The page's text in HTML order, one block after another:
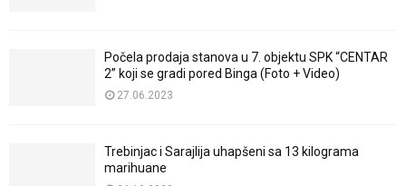
Počela prodaja stanova u 7. objektu SPK “CENTAR
2” koji se gradi pored Binga (Foto + Video)
27.06.2023
Trebinjac i Sarajlija uhapšeni sa 13 kilograma
marihuane